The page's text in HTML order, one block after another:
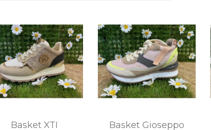
Basket XTI Basket Gioseppo